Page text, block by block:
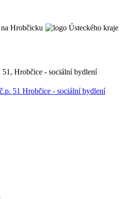
Hrobčicku
Hrobčice - sociální bydlení